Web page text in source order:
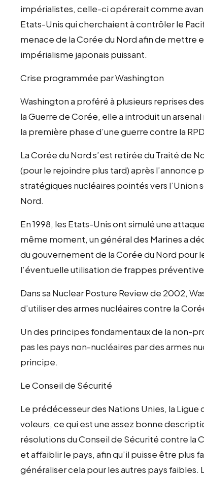
impérialistes, celle-ci opérerait comme
Etats-Unis qui cherchaient à contrôler le
menace de la Corée du Nord afin de mettre
impérialisme japonais puissant.
Crise programmée par Washington
Washington a proféré à plusieurs reprises
la Guerre de Corée, elle a introduit un
la première phase d’une guerre contre la
La Corée du Nord s’est retirée du Traité de
(pour le rejoindre plus tard) après l’annonce
stratégiques nucléaires pointés vers
Nord.
En 1998, les Etats-Unis ont simulé une
même moment, un général des Marines a
du gouvernement de la Corée du Nord pour
l’éventuelle utilisation de frappes
Dans sa Nuclear Posture Review de 2002,
d’utiliser des armes nucléaires contre la
Un des principes fondamentaux de la non-
pas les pays non-nucléaires par des armes
principe.
Le Conseil de Sécurité
Le prédécesseur des Nations Unies, la Ligue
voleurs, ce qui est une assez bonne
résolutions du Conseil de Sécurité contre la
et affaiblir le pays, afin qu’il puisse être
généraliser cela pour les autres pays